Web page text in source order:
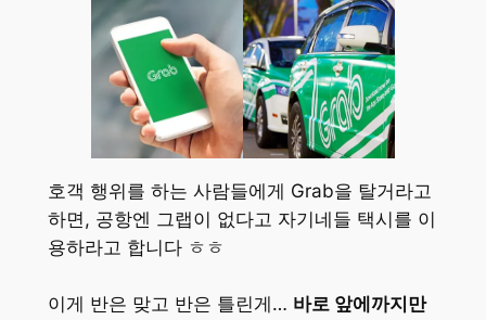
호객 행위를 하는 사람들에게 Grab을 탈거라고
하면, 공항엔 그랩이 없다고 자기네들 택시를 이
용하라고 합니다 ㅎㅎ
이게 반은 맞고 반은 틀린게… 바로 앞에까지만